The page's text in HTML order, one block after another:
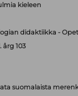
kieleen
didaktiikka -
103
suomalaista